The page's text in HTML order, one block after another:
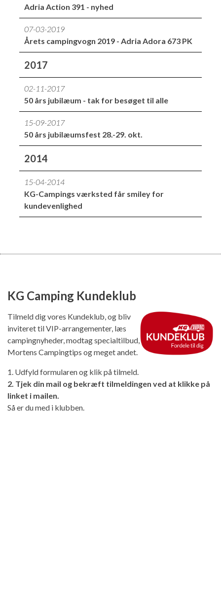
Adria Action 391 - nyhed
07-03-2019
Årets campingvogn 2019 - Adria Adora 673 PK
2017
02-11-2017
50 års jubilæum - tak for besøget til alle
15-09-2017
50 års jubilæumsfest 28.-29. okt.
2014
15-04-2014
KG-Campings værksted får smiley for
kundevenlighed
KG Camping Kundeklub
Tilmeld dig vores Kundeklub, og bliv
inviteret til VIP-arrangementer, læs
campingnyheder, modtag specialtilbud,
Mortens Campingtips og meget andet.
1. Udfyld formularen og klik på tilmeld.
2. Tjek din mail og bekræft tilmeldingen ved at klikke på
linket i mailen.
Så er du med i klubben.